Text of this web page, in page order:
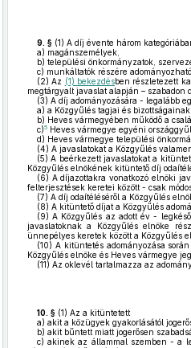
9. §(1) A díj évente három
a) magánszemélyek,
b) települési önkormányzatok,
c) munkáltatók részére adományozható.
(2) Az (1) bekezdésben részletezett
megtárgyalt javaslat alapján –
(3) A díj adományozására - legalább
a) a Közgyűlés tagjai és
b) Heves vármegyében működő a
c)5Heves vármegye egyéni
d) Heves vármegye települési
(4) A javaslatokat a Közgyűlés
(5) A beérkezett javaslatokat a
Közgyűlés elnökének kitüntető díj
(6) A díjazottakra vonatkozó elnöki
felterjesztések keretei között - csak
(7) A díj odaítéléséről a Közgyűlés
(8) A kitüntető díjat a Közgyűlés
(9) A Közgyűlés az adott év -
javaslatoknak a Közgyűlés elnöke
ünnepélyes keretek között a Közgyűlés
(10) A kitüntetés adományozása
Közgyűlés elnöke és Heves vármegye
(11) Az oklevél tartalmazza az
10. §(1) Az a kitüntetett
a) akit a közügyek gyakorlásától
b) akit bűntett miatt jogerősen
c) akinek az állammal szemben - a